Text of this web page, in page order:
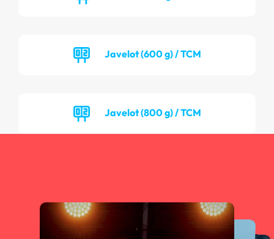
Javelot (600 g) / TCM
Javelot (800 g) / TCM